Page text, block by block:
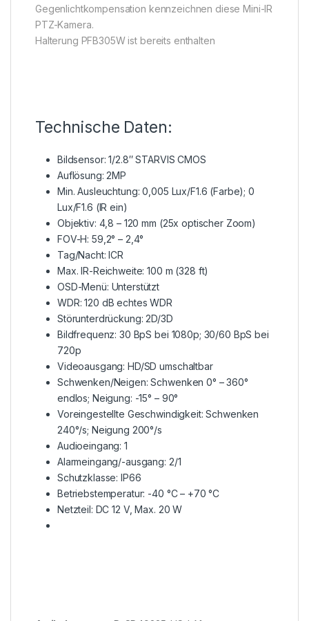
Gegenlichtkompensation kennzeichnen diese Mini-IR
PTZ-Kamera.
Halterung PFB305W ist bereits enthalten
Technische Daten:
Bildsensor: 1/2.8″ STARVIS CMOS
Auflösung: 2MP
Min. Ausleuchtung: 0,005 Lux/F1.6 (Farbe); 0
Lux/F1.6 (IR ein)
Objektiv: 4,8 – 120 mm (25x optischer Zoom)
FOV-H: 59,2° – 2,4°
Tag/Nacht: ICR
Max. IR-Reichweite: 100 m (328 ft)
OSD-Menü: Unterstützt
WDR: 120 dB echtes WDR
Störunterdrückung: 2D/3D
Bildfrequenz: 30 BpS bei 1080p; 30/60 BpS bei
720p
Videoausgang: HD/SD umschaltbar
Schwenken/Neigen: Schwenken 0° – 360°
endlos; Neigung: -15° – 90°
Voreingestellte Geschwindigkeit: Schwenken
240°/s; Neigung 200°/s
Audioeingang: 1
Alarmeingang/-ausgang: 2/1
Schutzklasse: IP66
Betriebstemperatur: -40 °C – +70 °C
Netzteil: DC 12 V, Max. 20 W